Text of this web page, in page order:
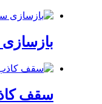
سقف